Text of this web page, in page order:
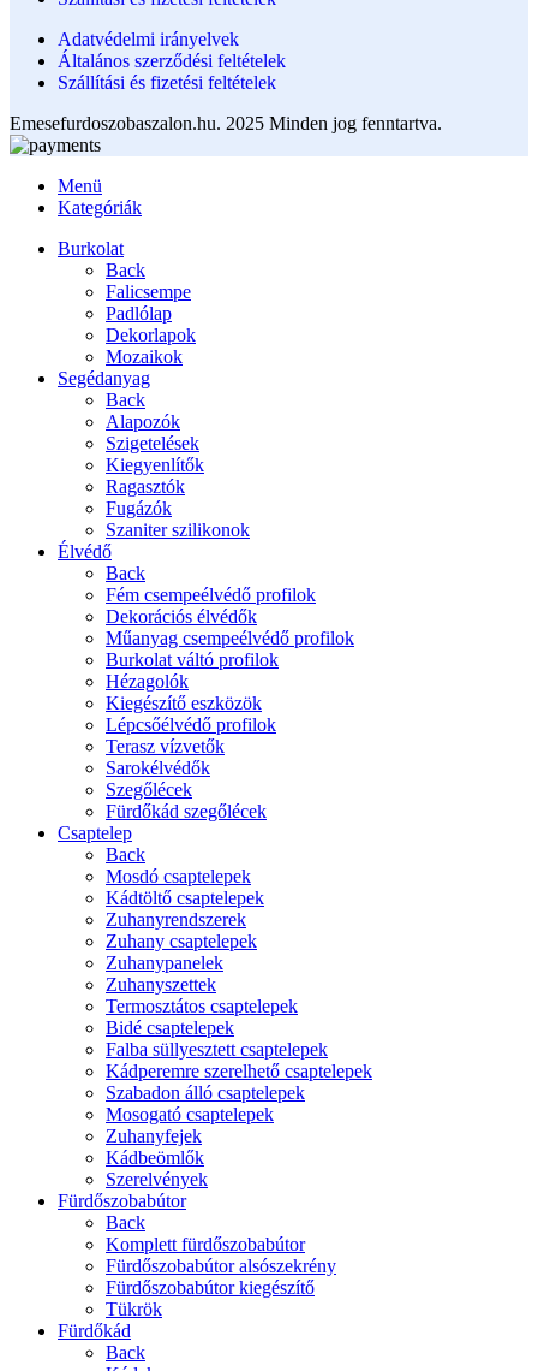
Adatvédelmi irányelvek
Általános szerződési feltételek
Szállítási és fizetési feltételek
Emesefurdoszobaszalon.hu. 2025 Minden jog fenntartva.
Menü
Kategóriák
Burkolat
Back
Falicsempe
Padlólap
Dekorlapok
Mozaikok
Segédanyag
Back
Alapozók
Szigetelések
Kiegyenlítők
Ragasztók
Fugázók
Szaniter szilikonok
Élvédő
Back
Fém csempeélvédő profilok
Dekorációs élvédők
Műanyag csempeélvédő profilok
Burkolat váltó profilok
Hézagolók
Kiegészítő eszközök
Lépcsőélvédő profilok
Terasz vízvetők
Sarokélvédők
Szegőlécek
Fürdőkád szegőlécek
Csaptelep
Back
Mosdó csaptelepek
Kádtöltő csaptelepek
Zuhanyrendszerek
Zuhany csaptelepek
Zuhanypanelek
Zuhanyszettek
Termosztátos csaptelepek
Bidé csaptelepek
Falba süllyesztett csaptelepek
Kádperemre szerelhető csaptelepek
Szabadon álló csaptelepek
Mosogató csaptelepek
Zuhanyfejek
Kádbeömlők
Szerelvények
Fürdőszobabútor
Back
Komplett fürdőszobabútor
Fürdőszobabútor alsószekrény
Fürdőszobabútor kiegészítő
Tükrök
Fürdőkád
Back